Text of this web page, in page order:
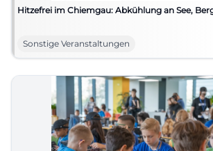
Hitzefrei im Chiemgau: Abkühlung an See,
Sonstige Veranstaltungen